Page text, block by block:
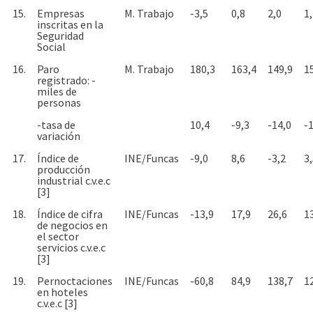
15.
Empresas
inscritas en la
Seguridad
Social
M. Trabajo -3,5 0,8 2,0
16.
Paro
registrado: -
miles de
personas
M. Trabajo 180,3 163,4 149,9
-tasa de
variación
10,4 -9,3 -14,0 -
17.
Índice de
producción
industrial c.v.e.c
[3]
INE/Funcas -9,0 8,6 -3,2
18.
Índice de cifra
de negocios en
el sector
servicios c.v.e.c
[3]
INE/Funcas -13,9 17,9 26,6
19.
Pernoctaciones
en hoteles
c.v.e.c [3]
INE/Funcas -60,8 84,9 138,7